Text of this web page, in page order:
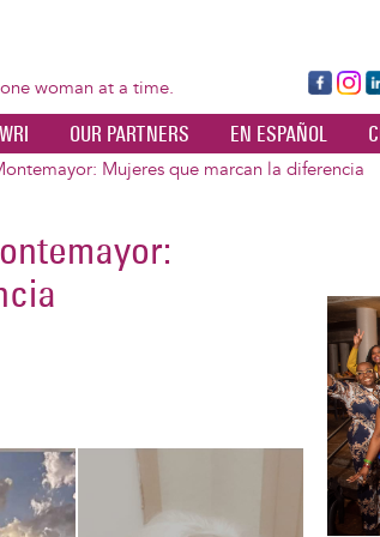
content
one woman at a time.
Fa
ce
bo
ok
Ins
ta
a
dI
WRI OUR PARTNERS EN ESPAÑOL
Mujeres que marcan la diferencia
Image